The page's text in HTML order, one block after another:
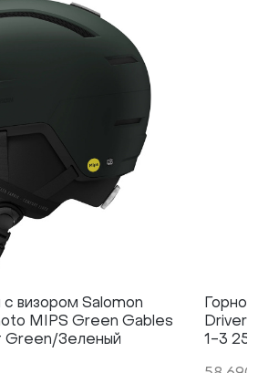
визором Salomon
MIPS Green Gables
Green/Зеленый
Driver
1-3